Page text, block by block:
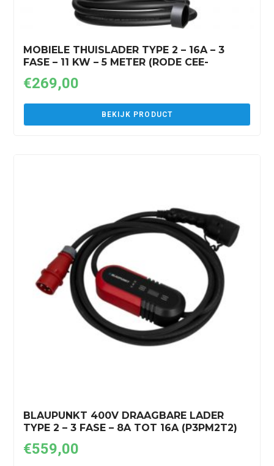
MOBIELE THUISLADER TYPE 2 – 16A – 3
FASE – 11 KW – 5 METER (RODE CEE-
€269,00
BEKIJK PRODUCT
BLAUPUNKT 400V DRAAGBARE LADER
TYPE 2 – 3 FASE – 8A TOT 16A (P3PM2T2)
€559,00